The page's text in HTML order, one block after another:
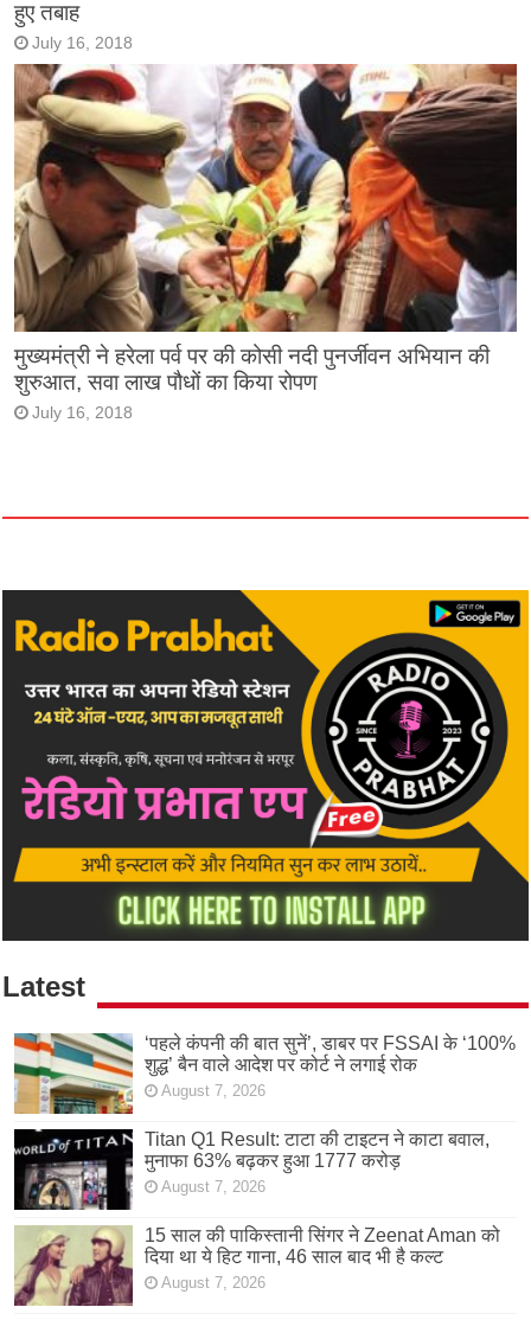
हुए तबाह
July 16, 2018
मुख्यमंत्री ने हरेला पर्व पर की कोसी नदी पुनर्जीवन अभियान की
शुरुआत, सवा लाख पौधों का किया रोपण
July 16, 2018
Latest
‘पहले कंपनी की बात सुनें’, डाबर पर FSSAI के ‘100%
शुद्ध’ बैन वाले आदेश पर कोर्ट ने लगाई रोक
August 7, 2026
Titan Q1 Result: टाटा की टाइटन ने काटा बवाल,
मुनाफा 63% बढ़कर हुआ 1777 करोड़
August 7, 2026
15 साल की पाकिस्तानी सिंगर ने Zeenat Aman को
दिया था ये हिट गाना, 46 साल बाद भी है कल्ट
August 7, 2026